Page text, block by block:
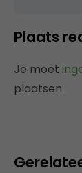
Plaats
Je moet
plaatsen.